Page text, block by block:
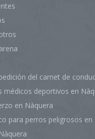
del carnet de
médicos deportivos en
en Nàquera
para perros peligrosos en